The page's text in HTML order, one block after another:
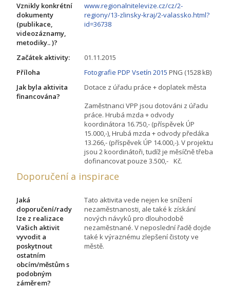
Vznikly konkrétní
dokumenty
(publikace,
videozáznamy,
metodiky.. )?
www.regionalnitelevize.cz/cz/2-
regiony/13-zlinsky-kraj/2-valassko.html?
id=36738
Začátek aktivity:
01.11.2015
Příloha
Fotografie PDP Vsetín 2015 PNG (1528 kB)
Jak byla aktivita
financována?
Dotace z úřadu práce + doplatek města
Zaměstnanci VPP jsou dotováni z úřadu
práce. Hrubá mzda + odvody
koordinátora 16.750,- (příspěvek ÚP
15.000,-), Hrubá mzda + odvody předáka
13.266,- (příspěvek ÚP 14.000,-). V projektu
jsou 2 koordinátoři, tudíž je měsíčně třeba
dofinancovat pouze 3.500,- Kč.
Doporučení a inspirace
Jaká
doporučení/rady
lze z realizace
Vašich aktivit
vyvodit a
poskytnout
ostatním
obcím/městům s
podobným
záměrem?
Tato aktivita vede nejen ke snížení
nezaměstnanosti, ale také k získání
nových návyků pro dlouhodobě
nezaměstnané. V neposlední řadě dojde
také k výraznému zlepšení čistoty ve
městě.